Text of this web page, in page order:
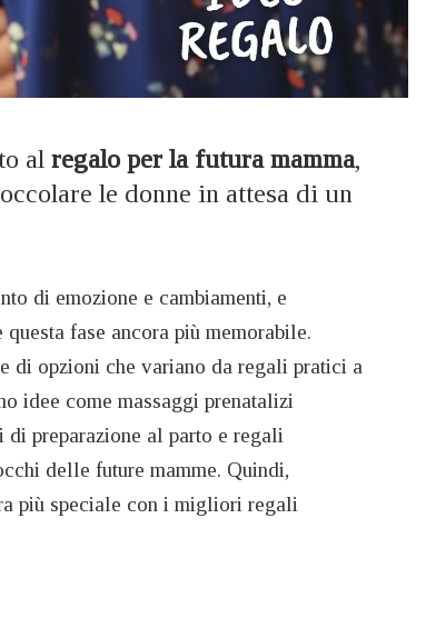
al regalo per la futura mamma,
le donne in attesa di un
di emozione e cambiamenti, e
fase ancora più memorabile.
di opzioni che variano da regali pratici a
idee come massaggi prenatalizi
preparazione al parto e regali
delle future mamme. Quindi,
più speciale con i migliori regali